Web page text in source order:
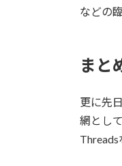
などの
まと
更に先
網とし